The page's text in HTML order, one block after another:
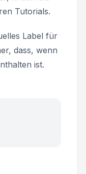
Tutorials.
Label für
dass, wenn
ist.